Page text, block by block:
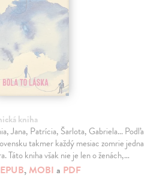
kniha
Jana, Patrícia, Šarlota, Gabriela... Podľa
takmer každý mesiac zomrie jedna
Táto kniha však nie je len o ženách,…
EPUB, MOBI a PDF